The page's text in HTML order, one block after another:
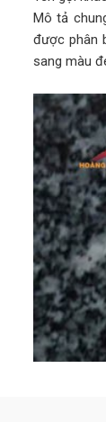
Mô tả
được phân
sang màu